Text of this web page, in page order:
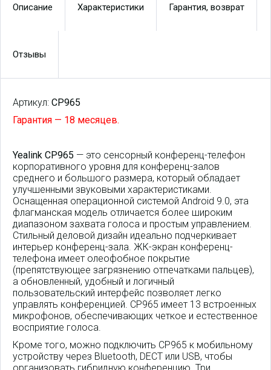
Описание Характеристики Гарантия, возврат
Отзывы
Артикул: CP965
Гарантия — 18 месяцев.
Yealink CP965 — это сенсорный конференц-телефон
корпоративного уровня для конференц-залов
среднего и большого размера, который обладает
улучшенными звуковыми характеристиками.
Оснащенная операционной системой Android 9.0, эта
флагманская модель отличается более широким
диапазоном захвата голоса и простым управлением.
Стильный деловой дизайн идеально подчеркивает
интерьер конференц-зала. ЖК-экран конференц-
телефона имеет олеофобное покрытие
(препятствующее загрязнению отпечатками пальцев),
а обновленный, удобный и логичный
пользовательский интерфейс позволяет легко
управлять конференцией. CP965 имеет 13 встроенных
микрофонов, обеспечивающих четкое и естественное
восприятие голоса.
Кроме того, можно подключить CP965 к мобильному
устройству через Bluetooth, DECT или USB, чтобы